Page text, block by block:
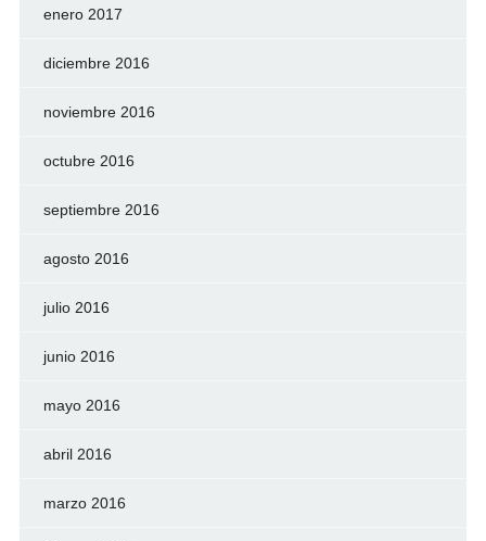
enero 2017
diciembre 2016
noviembre 2016
octubre 2016
septiembre 2016
agosto 2016
julio 2016
junio 2016
mayo 2016
abril 2016
marzo 2016